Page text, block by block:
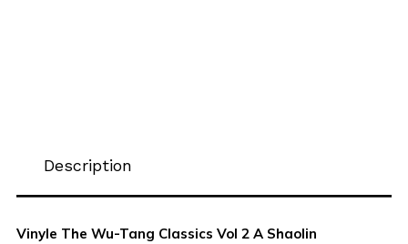
Description
Vinyle The Wu-Tang Classics Vol 2 A Shaolin